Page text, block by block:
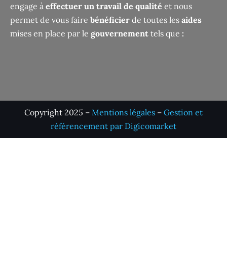
engage à effectuer un travail de qualité et nous
permet de vous faire bénéficier de toutes les aides
mises en place par le gouvernement tels que :
Copyright 2025 – Mentions légales – Gestion et
référencement par Digicomarket